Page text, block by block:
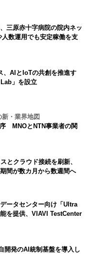
三原赤十字病院の院内ネッ
人数運用でも安定稼働を支
、AIとIoTの共創を推進す
」を設立
新・業界地図
MNOとNTN事業者の関
とクラウド接続を刷新、
間が数カ月から数週間へ
ータセンター向け「Ultra
を提供、VIAVI TestCenter
開発のAI統制基盤を導入し